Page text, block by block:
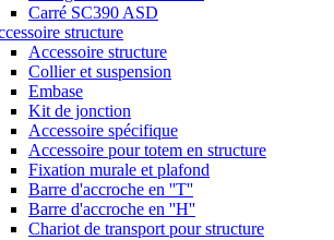
Carré SC390 ASD
structure
Accessoire structure
Collier et suspension
Embase
Kit de jonction
Accessoire spécifique
Accessoire pour totem en structure
Fixation murale et plafond
Barre d'accroche en ''T''
Barre d'accroche en ''H''
Chariot de transport pour structure